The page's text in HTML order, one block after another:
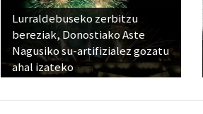
Lurraldebuseko zerbitzu
bereziak, Donostiako Aste
Nagusiko su-artifizialez gozatu
ahal izateko